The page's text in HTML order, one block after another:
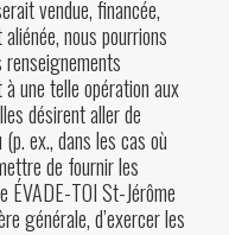
vendue, financée,
nous pourrions
une telle opération aux
désirent aller de
(p. ex., dans les cas où
de fournir les
ÉVADE-TOI St-Jérôme
générale, d’exercer les